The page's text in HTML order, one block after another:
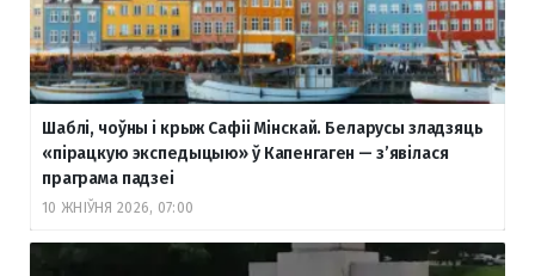
Шаблі, чоўны і крыж Сафіі Мінскай. Беларусы зладзяць
«пірацкую экспедыцыю» ў Капенгаген — з’явілася
праграма падзеі
10 ЖНІЎНЯ 2026, 07:00